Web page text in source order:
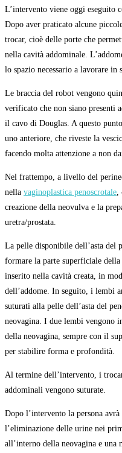
L’intervento viene oggi eseguito
Dopo aver praticato alcune
trocar, cioè delle porte che
nella cavità addominale.
lo spazio necessario a lavorare in
Le braccia del robot vengono
verificato che non siano presenti
il cavo di Douglas. A questo
uno anteriore, che riveste la
facendo molta attenzione a non
Nel frattempo, a livello del
nella vaginoplastica penoscrotale,
creazione della neovulva e la
uretra/prostata.
La pelle disponibile dell’asta del
formare la parte superficiale
inserito nella cavità creata, in
dell’addome. In seguito, i lembi
suturati alla pelle dell’asta del
neovagina. I due lembi vengono
della neovagina, sempre con il
per stabilire forma e profondità.
Al termine dell’intervento, i
addominali vengono suturate.
Dopo l’intervento la persona
l’eliminazione delle urine nei
all’interno della neovagina e una